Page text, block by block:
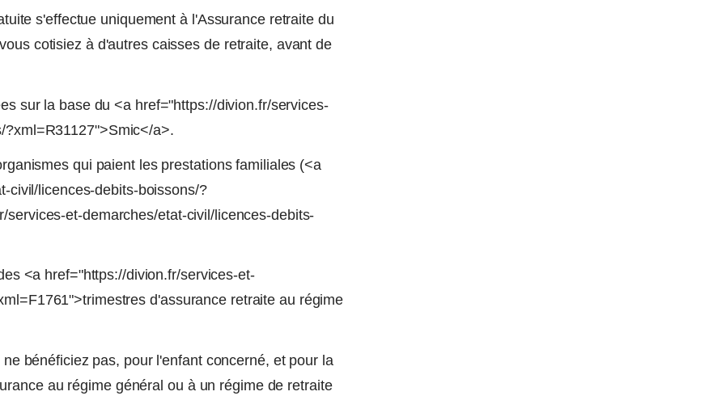
s'effectue uniquement à l'Assurance retraite du
cotisiez à d'autres caisses de retraite, avant de
sur la base du <a href="https://divion.fr/services-
a>.
qui paient les prestations familiales (<a
civil/licences-debits-boissons/?
et-demarches/etat-civil/licences-debits-
<a href="https://divion.fr/services-et-
d'assurance retraite au régime
bénéficiez pas, pour l'enfant concerné, et pour la
au régime général ou à un régime de retraite